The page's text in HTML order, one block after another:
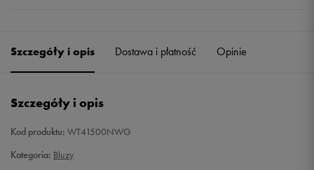
Szczegóły i opis Dostawa i płatność Opinie
Szczegóły i opis
Kod produktu: WT41500NWG
Kategoria: Bluzy